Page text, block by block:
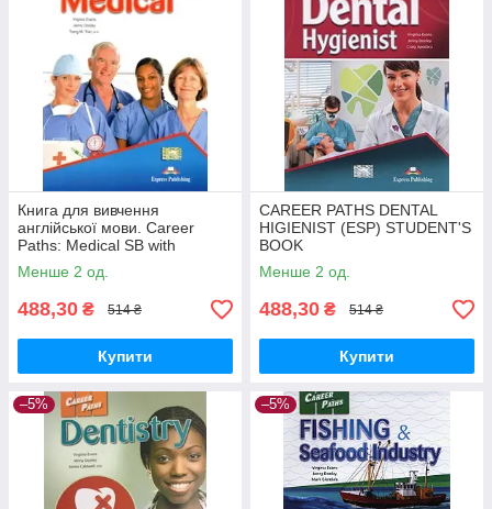
Книга для вивчення
англійської мови. Career
Paths: Medical SB with
Digibooks App
Менше 2 од.
488,30 ₴ 514 ₴
Купити
CAREER PATHS DENTAL
HIGIENIST (ESP) STUDENT'S
BOOK
Менше 2 од.
488,30 ₴ 514 ₴
Купити
–5% –5%